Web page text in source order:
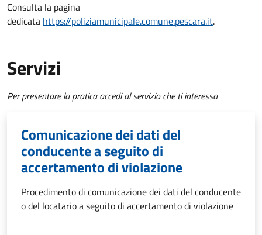
Consulta la pagina
dedicata https://poliziamunicipale.comune.pescara.it.
Servizi
Per presentare la pratica accedi al servizio che ti interessa
Comunicazione dei dati del
conducente a seguito di
accertamento di violazione
Procedimento di comunicazione dei dati del conducente
o del locatario a seguito di accertamento di violazione